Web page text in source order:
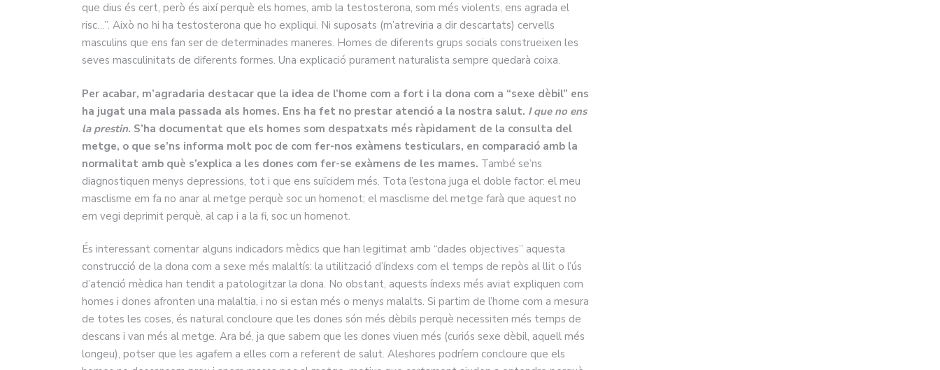
que dius és cert, però és així perquè els homes, amb la testosterona, som més violents, ens agrada el
risc…”. Això no hi ha testosterona que ho expliqui. Ni suposats (m’atreviria a dir descartats) cervells
masculins que ens fan ser de determinades maneres. Homes de diferents grups socials construeixen les
seves masculinitats de diferents formes. Una explicació purament naturalista sempre quedarà coixa.
Per acabar, m’agradaria destacar que la idea de l’home com a fort i la dona com a “sexe dèbil” ens
ha jugat una mala passada als homes. Ens ha fet no prestar atenció a la nostra salut. I que no ens
la prestin. S’ha documentat que els homes som despatxats més ràpidament de la consulta del
metge, o que se’ns informa molt poc de com fer-nos exàmens testiculars, en comparació amb la
normalitat amb què s’explica a les dones com fer-se exàmens de les mames. També se’ns
diagnostiquen menys depressions, tot i que ens suïcidem més. Tota l’estona juga el doble factor: el meu
masclisme em fa no anar al metge perquè soc un homenot; el masclisme del metge farà que aquest no
em vegi deprimit perquè, al cap i a la fi, soc un homenot.
És interessant comentar alguns indicadors mèdics que han legitimat amb “dades objectives” aquesta
construcció de la dona com a sexe més malaltís: la utilització d’índexs com el temps de repòs al llit o l’ús
d’atenció mèdica han tendit a patologitzar la dona. No obstant, aquests índexs més aviat expliquen com
homes i dones afronten una malaltia, i no si estan més o menys malalts. Si partim de l’home com a mesura
de totes les coses, és natural concloure que les dones són més dèbils perquè necessiten més temps de
descans i van més al metge. Ara bé, ja que sabem que les dones viuen més (curiós sexe dèbil, aquell més
longeu), potser que les agafem a elles com a referent de salut. Aleshores podríem concloure que els